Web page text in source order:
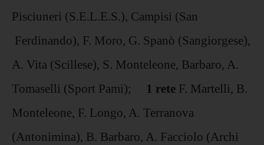
Pisciuneri (S.E.L.E.S.), Campisi (San
Ferdinando), F. Moro, G. Spanò (Sangiorgese),
A. Vita (Scillese), S. Monteleone, Barbaro, A.
Tomaselli (Sport Pami); 1 rete F. Martelli, B.
Monteleone, F. Longo, A. Terranova
(Antonimina), B. Barbaro, A. Facciolo (Archi